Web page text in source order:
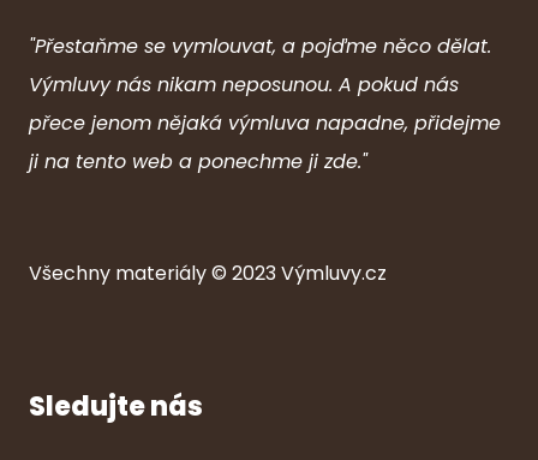
"Přestaňme se vymlouvat, a pojďme něco dělat.
Výmluvy nás nikam neposunou. A pokud nás
přece jenom nějaká výmluva napadne, přidejme
ji na tento web a ponechme ji zde."
Všechny materiály © 2023Výmluvy.cz
Sledujte nás